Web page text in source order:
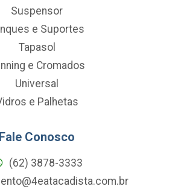
Suspensor
e Suportes
Tapasol
e Cromados
Universal
e Palhetas
Fale Conosco
(62) 3878-3333